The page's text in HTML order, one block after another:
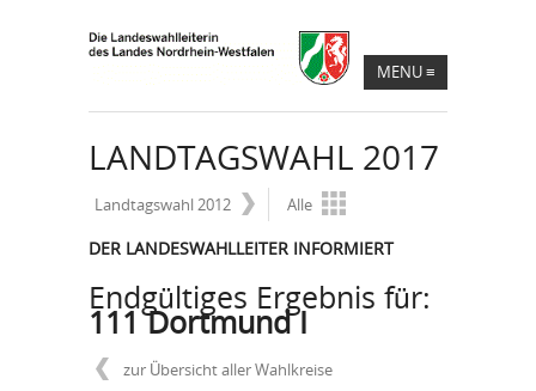
MENU≡
LANDTAGSWAHL 2017
Landtagswahl 2012 Alle
DER LANDESWAHLLEITER INFORMIERT
Endgültiges Ergebnis für:
111 Dortmund I
zur Übersicht aller Wahlkreise